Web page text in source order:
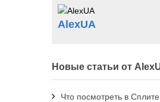
AlexUA
Новые статьи от
Что посмотреть в